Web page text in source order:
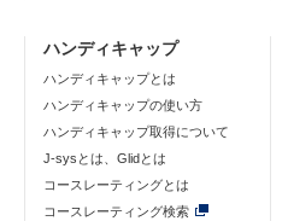
ハンディキャップ
ハンディキャップとは
ハンディキャップの使い方
ハンディキャップ取得について
J-sysとは、Glidとは
コースレーティングとは
コースレーティング検索